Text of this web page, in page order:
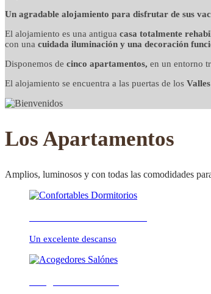
CONFORTABLE
Un agradable alojamiento para disfrutar de sus
El alojamiento es una antigua casa totalmente
con una cuidada iluminación y una decoración
Disponemos de cinco apartamentos, en un entorno
El alojamiento se encuentra a las puertas de los
Los Apartamentos
Amplios, luminosos y con todas las comodidades
Un excelente descanso